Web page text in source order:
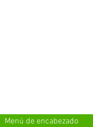
Menú de encabezado